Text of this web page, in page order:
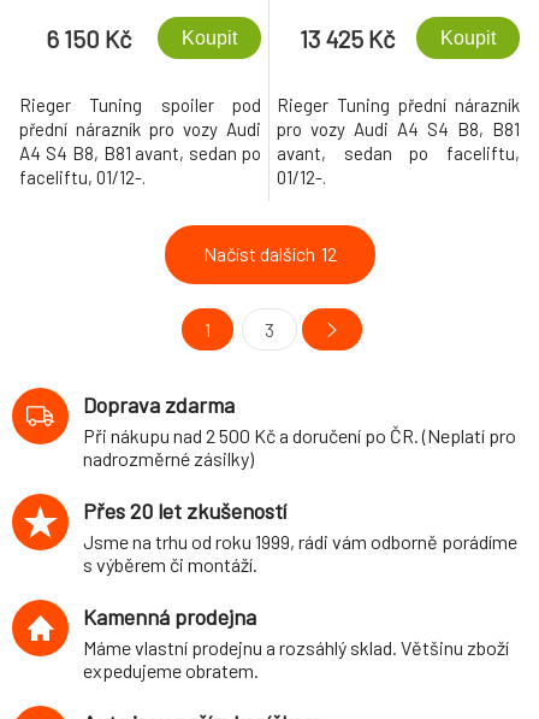
6 150 Kč Koupit
Rieger Tuning spoiler pod
přední nárazník pro vozy Audi
A4 S4 B8, B81 avant, sedan po
faceliftu, 01/12-.
maskou RS4
13 425 Kč Koupit
Rieger Tuning přední nárazník
pro vozy Audi A4 S4 B8, B81
avant, sedan po faceliftu,
01/12-.
Načíst dalších 12
1 3
Doprava zdarma
Při nákupu nad 2 500 Kč a doručení po ČR. (Neplatí pro
nadrozměrné zásilky)
Přes 20 let zkušeností
Jsme na trhu od roku 1999, rádi vám odborně porádíme
s výběrem či montáží.
Kamenná prodejna
Máme vlastní prodejnu a rozsáhlý sklad. Většinu zboží
expedujeme obratem.